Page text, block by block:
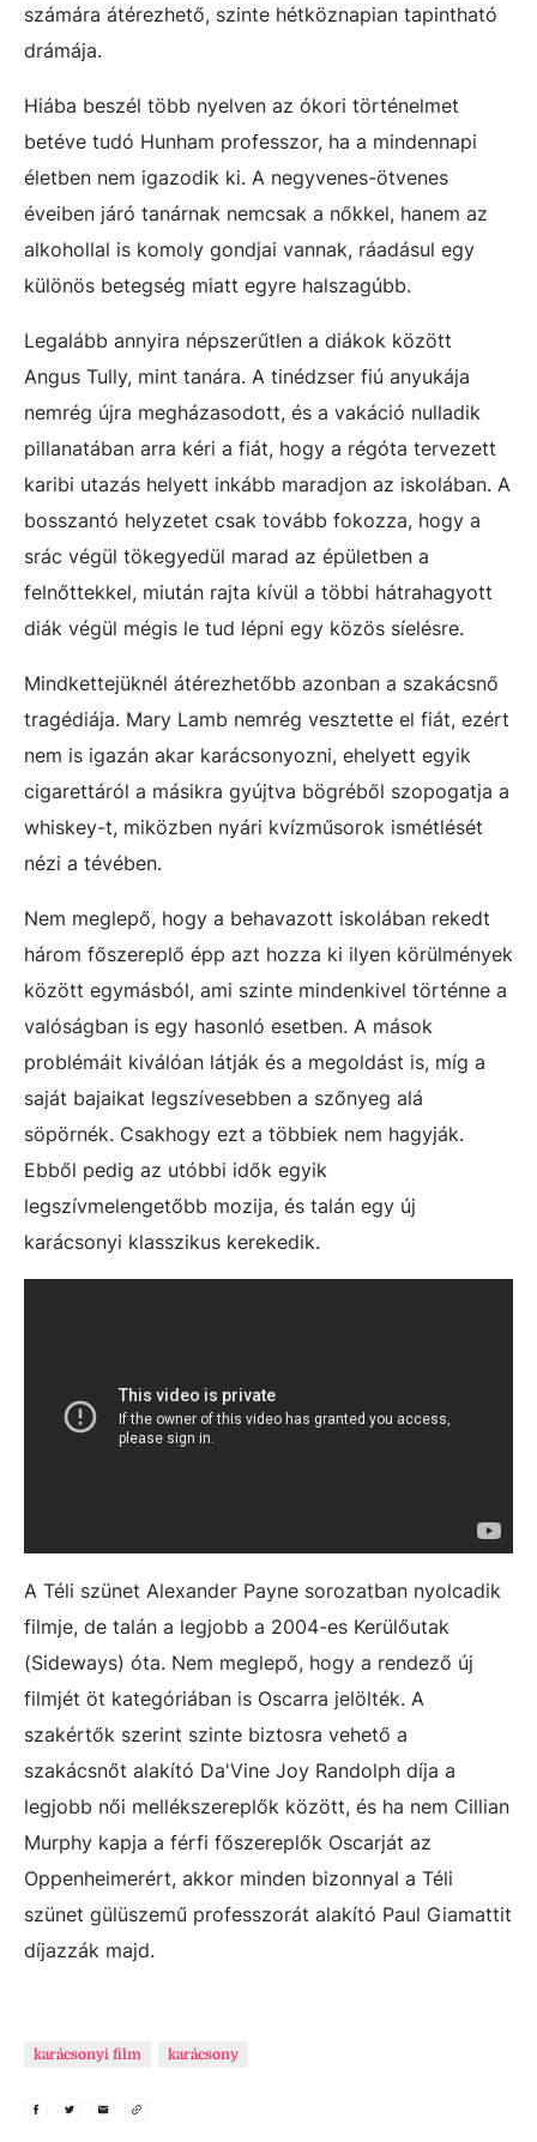
számára átérezhető, szinte hétköznapian tapintható
drámája.
Hiába beszél több nyelven az ókori történelmet
betéve tudó Hunham professzor, ha a mindennapi
életben nem igazodik ki. A negyvenes-ötvenes
éveiben járó tanárnak nemcsak a nőkkel, hanem az
alkohollal is komoly gondjai vannak, ráadásul egy
különös betegség miatt egyre halszagúbb.
Legalább annyira népszerűtlen a diákok között
Angus Tully, mint tanára. A tinédzser fiú anyukája
nemrég újra megházasodott, és a vakáció nulladik
pillanatában arra kéri a fiát, hogy a régóta tervezett
karibi utazás helyett inkább maradjon az iskolában. A
bosszantó helyzetet csak tovább fokozza, hogy a
srác végül tökegyedül marad az épületben a
felnőttekkel, miután rajta kívül a többi hátrahagyott
diák végül mégis le tud lépni egy közös síelésre.
Mindkettejüknél átérezhetőbb azonban a szakácsnő
tragédiája. Mary Lamb nemrég vesztette el fiát, ezért
nem is igazán akar karácsonyozni, ehelyett egyik
cigarettáról a másikra gyújtva bögréből szopogatja a
whiskey-t, miközben nyári kvízműsorok ismétlését
nézi a tévében.
Nem meglepő, hogy a behavazott iskolában rekedt
három főszereplő épp azt hozza ki ilyen körülmények
között egymásból, ami szinte mindenkivel történne a
valóságban is egy hasonló esetben. A mások
problémáit kiválóan látják és a megoldást is, míg a
saját bajaikat legszívesebben a szőnyeg alá
söpörnék. Csakhogy ezt a többiek nem hagyják.
Ebből pedig az utóbbi idők egyik
legszívmelengetőbb mozija, és talán egy új
karácsonyi klasszikus kerekedik.
A Téli szünet Alexander Payne sorozatban nyolcadik
filmje, de talán a legjobb a 2004-es Kerülőutak
(Sideways) óta. Nem meglepő, hogy a rendező új
filmjét öt kategóriában is Oscarra jelölték. A
szakértők szerint szinte biztosra vehető a
szakácsnőt alakító Da'Vine Joy Randolph díja a
legjobb női mellékszereplők között, és ha nem Cillian
Murphy kapja a férfi főszereplők Oscarját az
Oppenheimerért, akkor minden bizonnyal a Téli
szünet gülüszemű professzorát alakító Paul Giamattit
díjazzák majd.
karácsonyi film karácsony